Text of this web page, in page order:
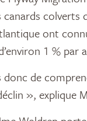
colverts
ont
1 % par
de
», explique